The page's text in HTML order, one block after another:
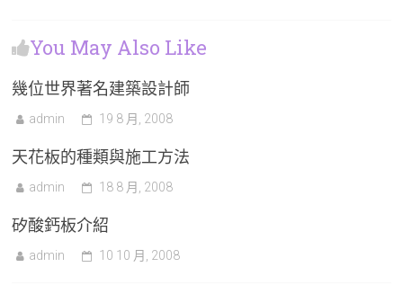
You May Also Like
幾位世界著名建築設計師
admin 19 8 月, 2008
天花板的種類與施工方法
admin 18 8 月, 2008
矽酸鈣板介紹
admin 10 10 月, 2008